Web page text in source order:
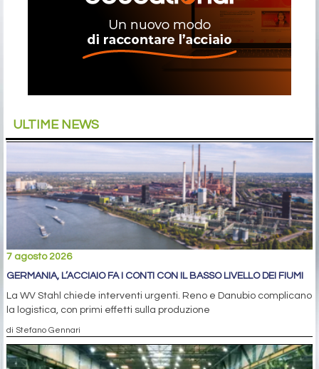
ULTIME NEWS
7 agosto 2026
GERMANIA, L’ACCIAIO FA I CONTI CON IL BASSO LIVELLO DEI FIUMI
La WV Stahl chiede interventi urgenti. Reno e Danubio complicano
la logistica, con primi effetti sulla produzione
di Stefano Gennari